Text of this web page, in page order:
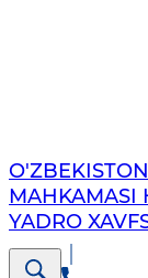
MAHKAMASI
YADRO